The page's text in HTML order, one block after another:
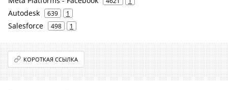
Autodesk 639 1
Salesforce 498 1
КОРОТКАЯ ССЫЛКА